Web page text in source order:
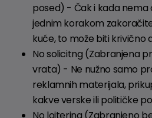
posed) - Čak i kada nema
jednim korakom
kuće, to može biti krivično
No solicitng (Zabranjena
vrata) - Ne nužno samo
reklamnih materijala,
kakve verske ili političke
No loitering (Zabranjeno